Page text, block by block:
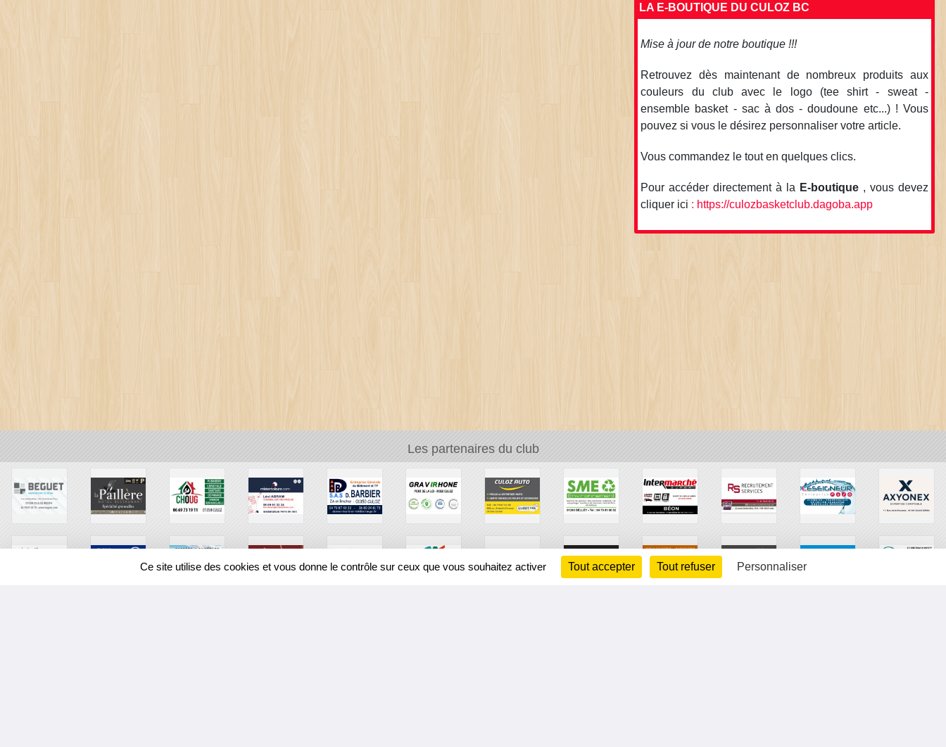
LA E-BOUTIQUE DU CULOZ BC
Mise à jour de notre boutique !!!
Retrouvez dès maintenant de nombreux produits aux
couleurs du club avec le logo (tee shirt - sweat -
ensemble basket - sac à dos - doudoune etc...) ! Vous
pouvez si vous le désirez personnaliser votre article.
Vous commandez le tout en quelques clics.
Pour accéder directement à la E-boutique , vous devez
cliquer ici : https://culozbasketclub.dagoba.app
Les partenaires du club
Ce site utilise des cookies et vous donne le contrôle sur ceux que vous souhaitez activer Tout accepter Tout refuser Personnaliser